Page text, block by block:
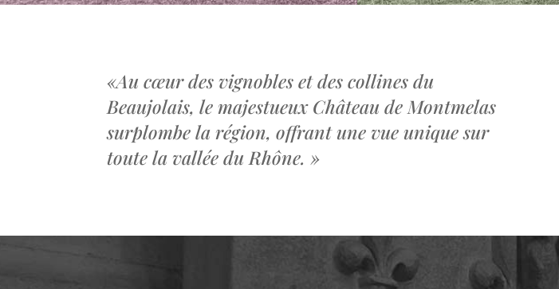
«Au cœur des vignobles et des collines du
Beaujolais, le majestueux Château de Montmelas
surplombe la région, offrant une vue unique sur
toute la vallée du Rhône. »